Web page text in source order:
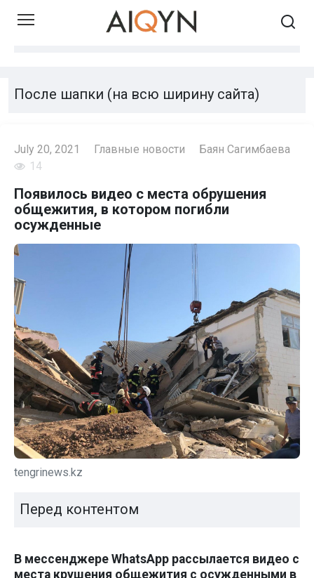
Skip
После шапки (на всю ширину сайта)
July 20, 2021 Главные новости
Баян Сагимбаева
14
Появилось видео с места обрушения
общежития, в котором погибли
осужденные
tengrinews.kz
Перед контентом
В мессенджере WhatsApp рассылается видео с
места крушения общежития с осужденными в